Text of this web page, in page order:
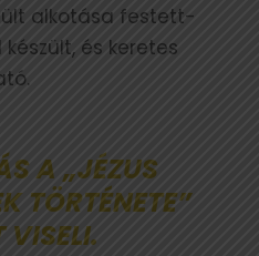
alkotása festett-
és keretes
A „JÉZUS
TÖRTÉNETE”
VISELI.